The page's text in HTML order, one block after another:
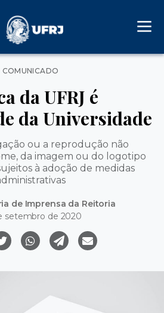
Categorias
COMUNICADO
da UFRJ é
da Universidade
ou a reprodução não
da imagem ou do logotipo
à adoção de medidas
de Imprensa da Reitoria
setembro de 2020